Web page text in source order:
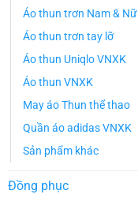
Áo thun trơn Nam & Nữ
Áo thun trơn tay lỡ
Áo thun Uniqlo VNXK
Áo thun VNXK
May áo Thun thể thao
Quần áo adidas VNXK
Sản phẩm khác
Đồng phục